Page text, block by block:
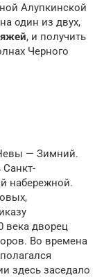
Алупкинской
один из двух,
, и получить
Черного
— Зимний.
Санкт-
набережной.
века дворец
Во времена
здесь заседало